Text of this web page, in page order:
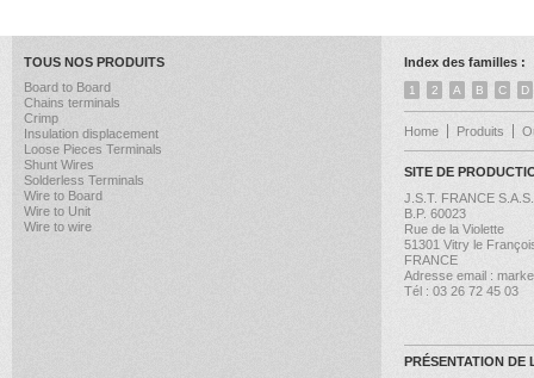
TOUS NOS PRODUITS
Board to Board
Chains terminals
Crimp
Insulation displacement
Loose Pieces Terminals
Shunt Wires
Solderless Terminals
Wire to Board
Wire to Unit
Wire to wire
Index des familles :
1 2 A B C D
Home Produits
SITE DE
J.S.T. FRANCE S.A.S.
B.P. 60023
Rue de la Violette
51301 Vitry le
FRANCE
Adresse email :
Tél : 03 26 72 45 03
PRÉSENTATION DE